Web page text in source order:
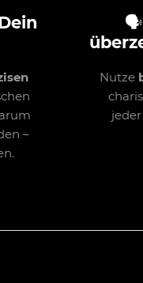
–
Nutze